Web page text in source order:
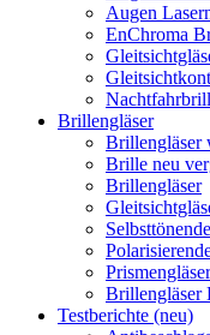
Augen
EnChroma
Brillengläser
Brillengläser
Brille neu
Brillengläser
Prismengläser
Brillengläser
Testberichte (neu)